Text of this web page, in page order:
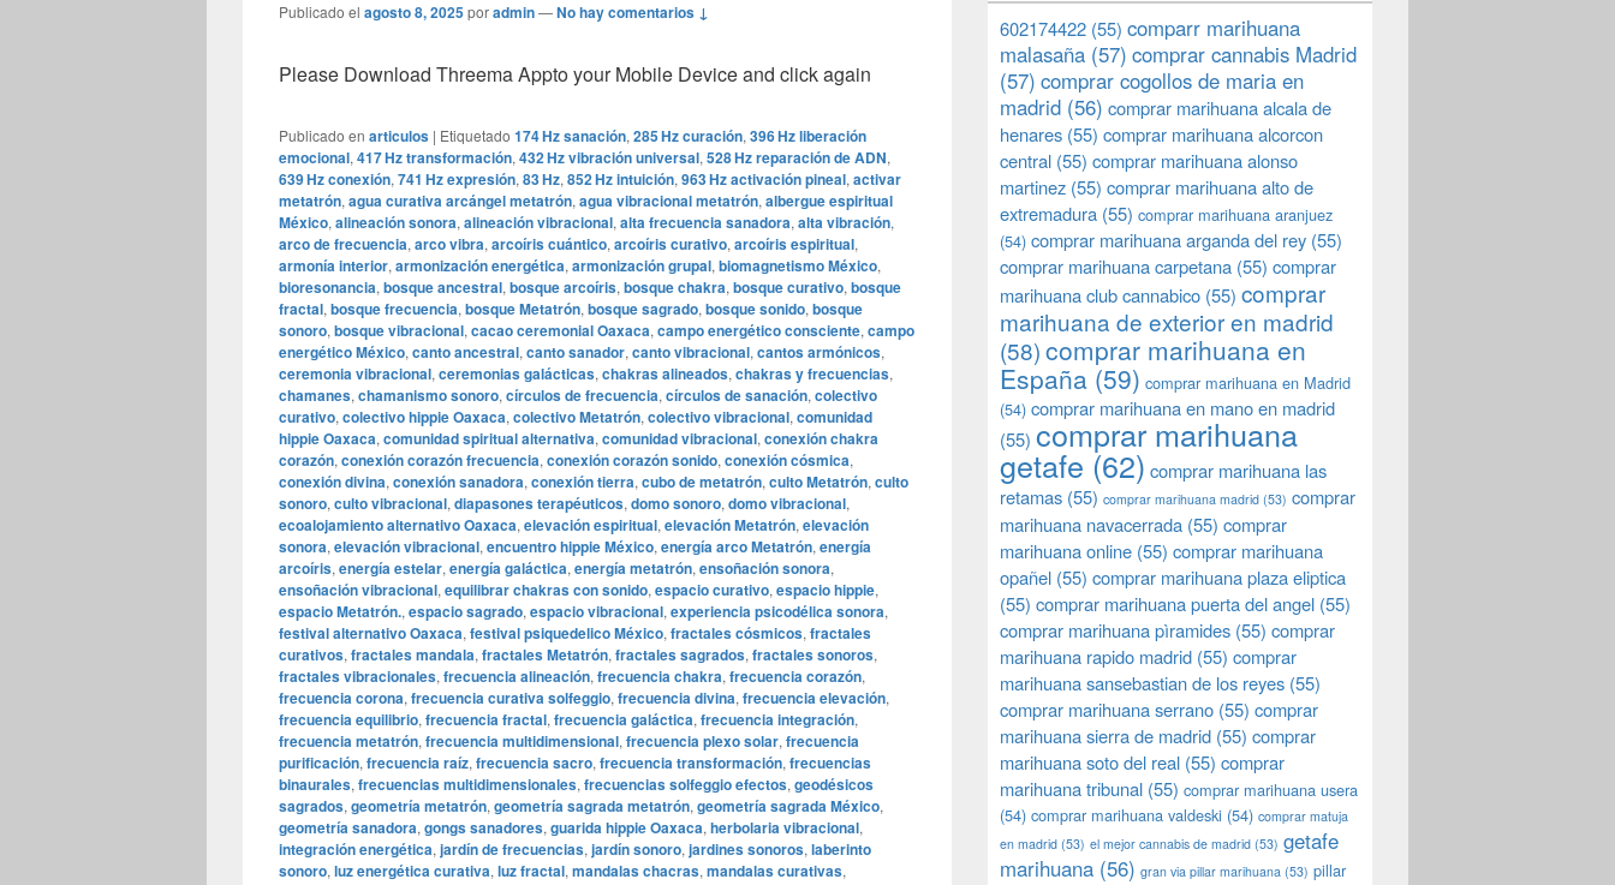
Publicado el agosto 8, 2025poradmin—No hay comentarios ↓
Please Download Threema Appto your Mobile Device and click again
Publicado en articulos | Etiquetado 174 Hz sanación, 285 Hz curación, 396 Hz liberación
emocional, 417 Hz transformación, 432 Hz vibración universal, 528 Hz reparación de ADN,
639 Hz conexión, 741 Hz expresión, 83 Hz, 852 Hz intuición, 963 Hz activación pineal, activar
metatrón, agua curativa arcángel metatrón, agua vibracional metatrón, albergue espiritual
México, alineación sonora, alineación vibracional, alta frecuencia sanadora, alta vibración,
arco de frecuencia, arco vibra, arcoíris cuántico, arcoíris curativo, arcoíris espiritual,
armonía interior, armonización energética, armonización grupal, biomagnetismo México,
bioresonancia, bosque ancestral, bosque arcoíris, bosque chakra, bosque curativo, bosque
fractal, bosque frecuencia, bosque Metatrón, bosque sagrado, bosque sonido, bosque
sonoro, bosque vibracional, cacao ceremonial Oaxaca, campo energético consciente, campo
energético México, canto ancestral, canto sanador, canto vibracional, cantos armónicos,
ceremonia vibracional, ceremonias galácticas, chakras alineados, chakras y frecuencias,
chamanes, chamanismo sonoro, círculos de frecuencia, círculos de sanación, colectivo
curativo, colectivo hippie Oaxaca, colectivo Metatrón, colectivo vibracional, comunidad
hippie Oaxaca, comunidad spiritual alternativa, comunidad vibracional, conexión chakra
corazón, conexión corazón frecuencia, conexión corazón sonido, conexión cósmica,
conexión divina, conexión sanadora, conexión tierra, cubo de metatrón, culto Metatrón, culto
sonoro, culto vibracional, diapasones terapéuticos, domo sonoro, domo vibracional,
ecoalojamiento alternativo Oaxaca, elevación espiritual, elevación Metatrón, elevación
sonora, elevación vibracional, encuentro hippie México, energía arco Metatrón, energía
arcoíris, energía estelar, energía galáctica, energía metatrón, ensoñación sonora,
ensoñación vibracional, equilibrar chakras con sonido, espacio curativo, espacio hippie,
espacio Metatrón., espacio sagrado, espacio vibracional, experiencia psicodélica sonora,
festival alternativo Oaxaca, festival psiquedelico México, fractales cósmicos, fractales
curativos, fractales mandala, fractales Metatrón, fractales sagrados, fractales sonoros,
fractales vibracionales, frecuencia alineación, frecuencia chakra, frecuencia corazón,
frecuencia corona, frecuencia curativa solfeggio, frecuencia divina, frecuencia elevación,
frecuencia equilibrio, frecuencia fractal, frecuencia galáctica, frecuencia integración,
frecuencia metatrón, frecuencia multidimensional, frecuencia plexo solar, frecuencia
purificación, frecuencia raíz, frecuencia sacro, frecuencia transformación, frecuencias
binaurales, frecuencias multidimensionales, frecuencias solfeggio efectos, geodésicos
sagrados, geometría metatrón, geometría sagrada metatrón, geometría sagrada México,
geometría sanadora, gongs sanadores, guarida hippie Oaxaca, herbolaria vibracional,
integración energética, jardín de frecuencias, jardín sonoro, jardines sonoros, laberinto
sonoro, luz energética curativa, luz fractal, mandalas chacras, mandalas curativas,
602174422 (55) comparr marihuana
malasaña (57) comprar cannabis Madrid
(57) comprar cogollos de maria en
madrid (56) comprar marihuana alcala de
henares (55) comprar marihuana alcorcon
central (55) comprar marihuana alonso
martinez (55) comprar marihuana alto de
extremadura (55) comprar marihuana aranjuez
(54) comprar marihuana arganda del rey (55)
comprar marihuana carpetana (55) comprar
marihuana club cannabico (55) comprar
marihuana de exterior en madrid
(58)comprar marihuana en
España (59) comprar marihuana en Madrid
(54) comprar marihuana en mano en madrid
(55) comprar marihuana
getafe (62) comprar marihuana las
retamas (55) comprar marihuana madrid (53) comprar
marihuana navacerrada (55) comprar
marihuana online (55) comprar marihuana
opañel (55) comprar marihuana plaza eliptica
(55) comprar marihuana puerta del angel (55)
comprar marihuana pìramides (55) comprar
marihuana rapido madrid (55) comprar
marihuana sansebastian de los reyes (55)
comprar marihuana serrano (55) comprar
marihuana sierra de madrid (55) comprar
marihuana soto del real (55) comprar
marihuana tribunal (55) comprar marihuana usera
(54) comprar marihuana valdeski (54) comprar matuja
en madrid (53) el mejor cannabis de madrid (53) getafe
marihuana (56) gran via pillar marihuana (53) pillar